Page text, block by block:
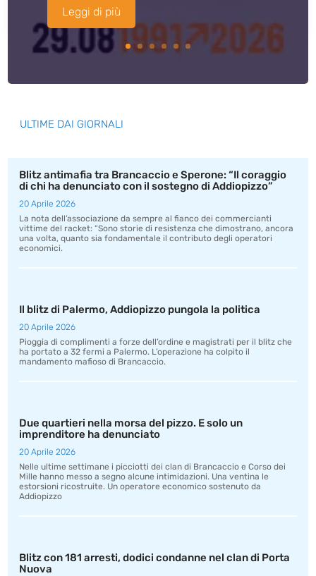
Leggi di più
ULTIME DAI GIORNALI
Blitz antimafia tra Brancaccio e Sperone: “Il coraggio
di chi ha denunciato con il sostegno di Addiopizzo”
20 Aprile 2026
La nota dell’associazione da sempre al fianco dei commercianti
vittime del racket: “Sono storie di resistenza che dimostrano, ancora
una volta, quanto sia fondamentale il contributo degli operatori
economici.
Il blitz di Palermo, Addiopizzo pungola la politica
20 Aprile 2026
Pioggia di complimenti a forze dell’ordine e magistrati per il blitz che
ha portato a 32 fermi a Palermo. L’operazione ha colpito il
mandamento mafioso di Brancaccio.
Due quartieri nella morsa del pizzo. E solo un
imprenditore ha denunciato
20 Aprile 2026
Nelle ultime settimane i picciotti dei clan di Brancaccio e Corso dei
Mille hanno messo a segno alcune intimidazioni. Una ventina le
estorsioni ricostruite. Un operatore economico sostenuto da
Addiopizzo
Blitz con 181 arresti, dodici condanne nel clan di Porta
Nuova